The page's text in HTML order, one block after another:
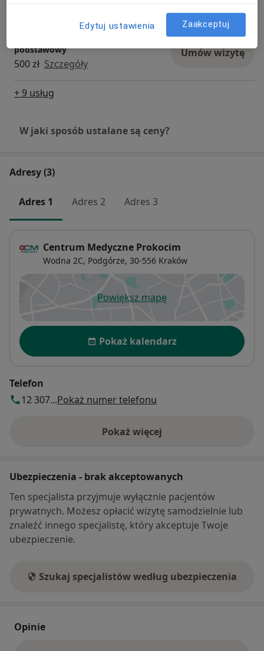
podstawowy
500 zł Szczegóły
Umów wizytę
+ 9 usług
W jaki sposób ustalane są ceny?
Adresy (3)
Adres 1 Adres 2 Adres 3
Centrum Medyczne Prokocim
Wodna 2C, Podgórze, 30-556 Kraków
Powiększ mapęotwiera się w nowej karcie
Dostępność
Pokaż kalendarz
Telefon
12 307...Pokaż numer telefonu
Pokaż więcej
o adresie
Ubezpieczenia - brak akceptowanych
Ten specjalista przyjmuje wyłącznie pacjentów
prywatnych. Możesz opłacić wizytę samodzielnie lub
znaleźć innego specjalistę, który akceptuje Twoje
ubezpieczenie.
Szukaj specjalistów według ubezpieczenia
Opinie
Edytuj ustawienia Zaakceptuj